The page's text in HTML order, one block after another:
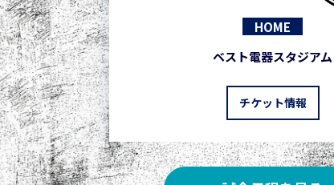
HOME
ベスト電器スタジアム
チケット情報